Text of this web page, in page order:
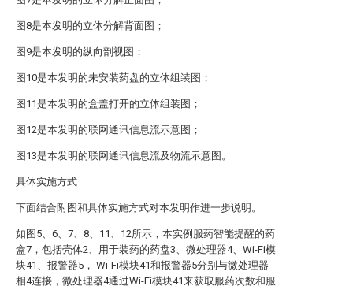
图8是本发明的立体分解背面图；
图9是本发明的纵向剖视图；
图10是本发明的未安装药盘的立体组装图；
图11是本发明的盒盖打开的立体组装图；
图12是本发明的联网通讯信息流示意图；
图13是本发明的联网通讯信息流及物流示意图。
具体实施方式
下面结合附图和具体实施方式对本发明作进一步说明。
如图5、6、7、8、11、12所示，本实例服药智能提醒的药
盒7，包括壳体2、用于装药的药盘3、微处理器4、Wi-Fi模
块41、报警器5， Wi-Fi模块41和报警器5分别与微处理器
相4连接，微处理器4通过Wi-Fi模块41来获取服药次数和服